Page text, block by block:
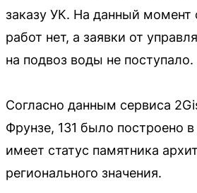
заказу УК. На данный момент
работ нет, а заявки от
на подвоз воды не поступало.
Согласно данным сервиса
Фрунзе, 131 было построено в
имеет статус памятника
регионального значения.